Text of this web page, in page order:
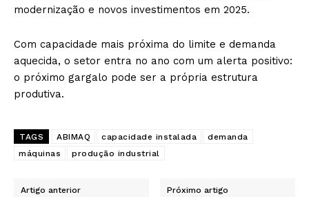
modernização e novos investimentos em 2025.
Com capacidade mais próxima do limite e demanda
aquecida, o setor entra no ano com um alerta positivo:
o próximo gargalo pode ser a própria estrutura
produtiva.
TAGS ABIMAQ capacidade instalada
demanda
máquinas
produção industrial
Artigo anterior Próximo artigo